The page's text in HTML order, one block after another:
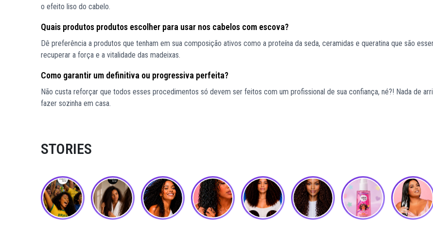
o efeito liso do cabelo.
Quais produtos produtos escolher para usar nos cabelos com escova?
Dê preferência a produtos que tenham em sua composição ativos como a proteína da seda, ceramidas e queratina que são
recuperar a força e a vitalidade das madeixas.
Como garantir um definitiva ou progressiva perfeita?
Não custa reforçar que todos esses procedimentos só devem ser feitos com um profissional de sua confiança, né?! Nada de
fazer sozinha em casa.
STORIES